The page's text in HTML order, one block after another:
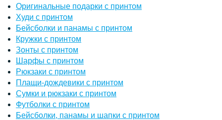
Оригинальные подарки с принтом
Худи с принтом
Бейсболки и панамы с принтом
Кружки с принтом
Зонты с принтом
Шарфы с принтом
Рюкзаки с принтом
Плащи-дождевики с принтом
Сумки и рюкзаки с принтом
Футболки с принтом
Бейсболки, панамы и шапки с принтом